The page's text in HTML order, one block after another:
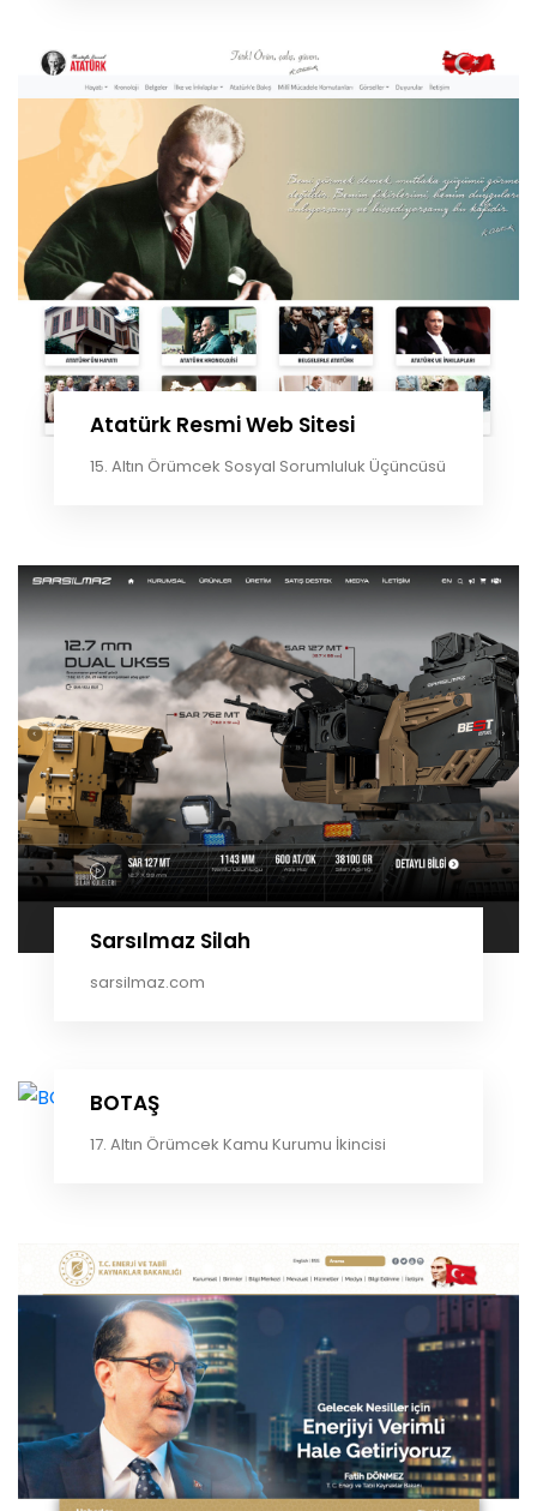
Atatürk Resmi Web Sitesi
15. Altın Örümcek Sosyal Sorumluluk Üçüncüsü
Sarsılmaz Silah
sarsilmaz.com
BOTAŞ
17. Altın Örümcek Kamu Kurumu İkincisi